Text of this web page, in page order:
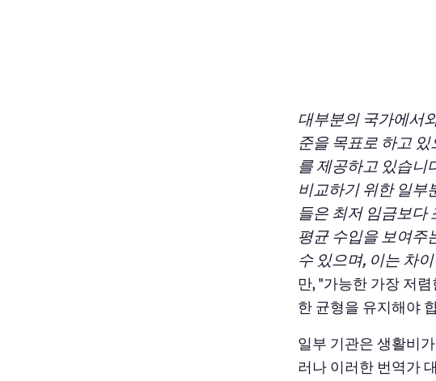
대부분의 국가에서
준을 목표로 하고
를 제공하고 있습니
비교하기 위한 일부
들은 최저 임금보다
평균 수입을 보여주
수 있으며, 이는 차
만, "가능한 가장 저
한 균형을 유지해야
일부 기관은 생활비
러나 이러한 번역가